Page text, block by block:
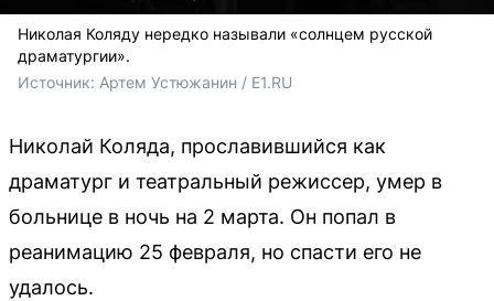
Николая Коляду нередко называли «солнцем русской
драматургии».
Источник: Артем Устюжанин / E1.RU
Николай Коляда, прославившийся как
драматург и театральный режиссер, умер в
больнице в ночь на 2 марта. Он попал в
реанимацию 25 февраля, но спасти его не
удалось.